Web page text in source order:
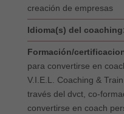
creación de empresas
Idioma(s) del coaching:
Formación/
para convertirse en
V.I.E.L. Coaching &
través del dvct, co-
convertirse en coach